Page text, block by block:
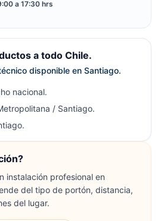
a 17:30 hrs
a todo Chile.
disponible en Santiago.
nacional.
/ Santiago.
instalación profesional en
del tipo de portón, distancia,
del lugar.